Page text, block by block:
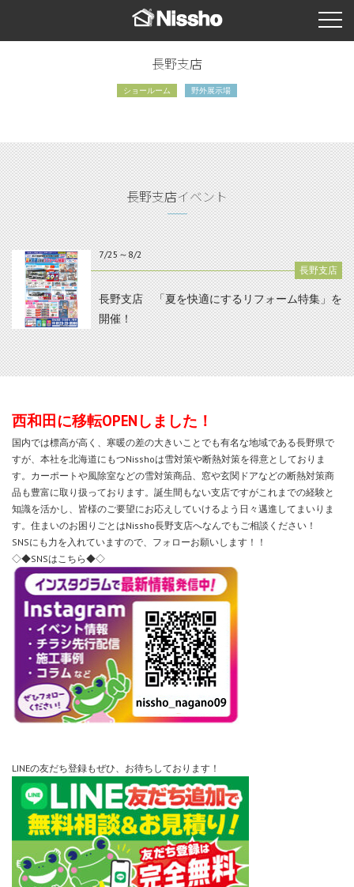
長野支店
ショールーム 野外展示場
長野支店イベント
7/25～8/2
長野支店
長野支店 「夏を快適にするリフォーム特集」を
開催！
西和田に移転OPENしました！
国内では標高が高く、寒暖の差の大きいことでも有名な地域である長野県で
すが、本社を北海道にもつNisshoは雪対策や断熱対策を得意としておりま
す。カーポートや風除室などの雪対策商品、窓や玄関ドアなどの断熱対策商
品も豊富に取り扱っております。誕生間もない支店ですがこれまでの経験と
知識を活かし、皆様のご要望にお応えしていけるよう日々邁進してまいりま
す。住まいのお困りごとはNissho長野支店へなんでもご相談ください！
SNSにも力を入れていますので、フォローお願いします！！
◇◆SNSはこちら◆◇
LINEの友だち登録もぜひ、お待ちしております！